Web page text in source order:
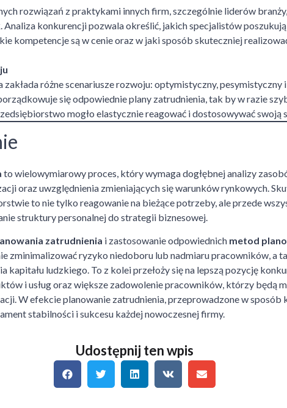
rozwiązań z praktykami innych firm, szczególnie liderów
Analiza konkurencji pozwala określić, jakich specjalistów
kompetencje są w cenie oraz w jaki sposób skuteczniej
różne scenariusze rozwoju: optymistyczny, pesymistyczny
się odpowiednie plany zatrudnienia, tak by w razie
mogło elastycznie reagować i dostosowywać swoją
to wielowymiarowy proces, który wymaga dogłębnej analizy
oraz uwzględnienia zmieniających się warunków rynkowych.
to nie tylko reagowanie na bieżące potrzeby, ale przede
struktury personalnej do strategii biznesowej.
zatrudnienia i zastosowanie odpowiednich metod
zminimalizować ryzyko niedoboru lub nadmiaru pracowników, a
kapitału ludzkiego. To z kolei przełoży się na lepszą pozycję
i usług oraz większe zadowolenie pracowników, którzy będą
W efekcie planowanie zatrudnienia, przeprowadzone w sposób
stabilności i sukcesu każdej nowoczesnej firmy.
Udostępnij ten wpis